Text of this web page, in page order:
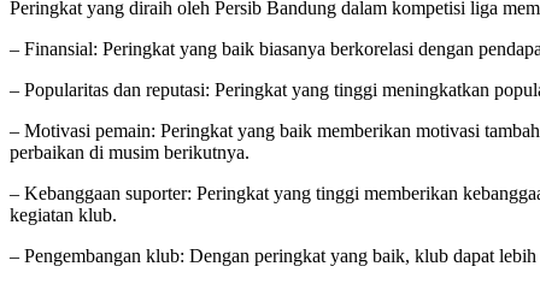
Peringkat yang diraih oleh Persib Bandung dalam kompetisi liga
– Finansial: Peringkat yang baik biasanya berkorelasi dengan
– Popularitas dan reputasi: Peringkat yang tinggi meningkatkan
– Motivasi pemain: Peringkat yang baik memberikan motivasi
perbaikan di musim berikutnya.
– Kebanggaan suporter: Peringkat yang tinggi memberikan
kegiatan klub.
– Pengembangan klub: Dengan peringkat yang baik, klub dapat